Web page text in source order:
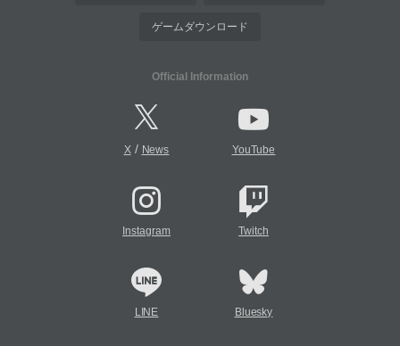
ゲームダウンロード
Official Information
X/ News YouTube
Instagram Twitch
LINE Bluesky